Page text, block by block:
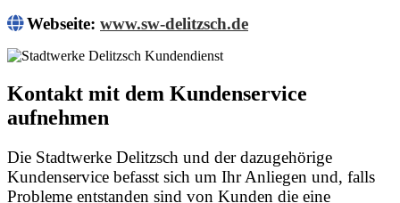
Webseite: www.sw-delitzsch.de
Kontakt mit dem Kundenservice
aufnehmen
Die Stadtwerke Delitzsch und der dazugehörige
Kundenservice befasst sich um Ihr Anliegen und, falls
Probleme entstanden sind von Kunden die eine